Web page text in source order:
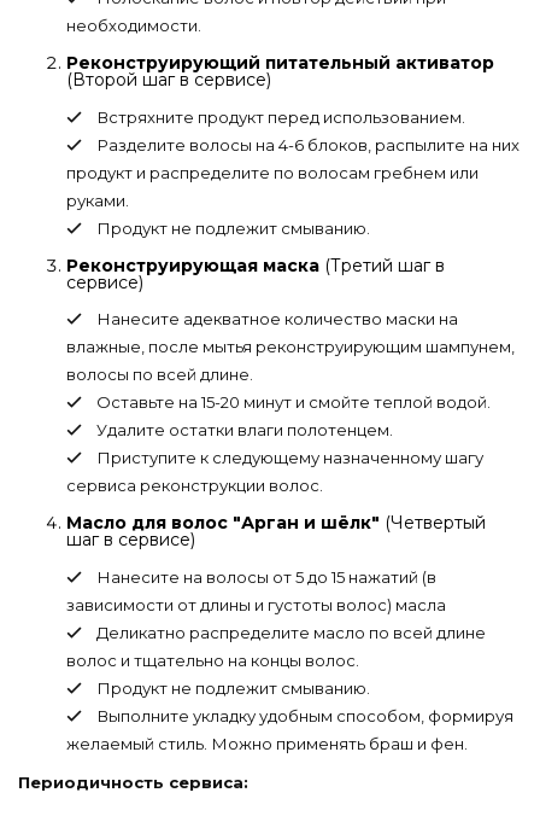
необходимости.
Реконструирующий питательный активатор
(Второй шаг в сервисе)
Встряхните продукт перед использованием.
Разделите волосы на 4-6 блоков, распылите на них
продукт и распределите по волосам гребнем или
руками.
Продукт не подлежит смыванию.
Реконструирующая маска (Третий шаг в
сервисе)
Нанесите адекватное количество маски на
влажные, после мытья реконструирующим шампунем,
волосы по всей длине.
Оставьте на 15-20 минут и смойте теплой водой.
Удалите остатки влаги полотенцем.
Приступите к следующему назначенному шагу
сервиса реконструкции волос.
Масло для волос "Арган и шёлк" (Четвертый
шаг в сервисе)
Нанесите на волосы от 5 до 15 нажатий (в
зависимости от длины и густоты волос) масла
Деликатно распределите масло по всей длине
волос и тщательно на концы волос.
Продукт не подлежит смыванию.
Выполните укладку удобным способом, формируя
желаемый стиль. Можно применять браш и фен.
Периодичность сервиса: